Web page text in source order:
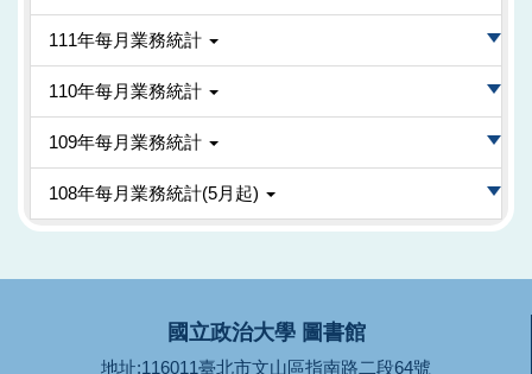
111年每月業務統計
110年每月業務統計
109年每月業務統計
108年每月業務統計(5月起)
國立政治大學 圖書館
地址:116011臺北市文山區指南路二段64號